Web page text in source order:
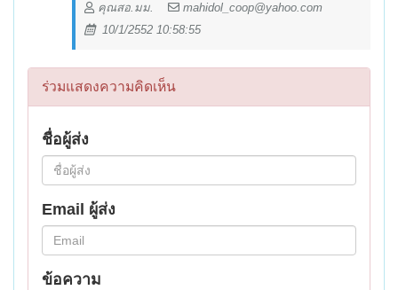
คุณสอ.มม.
mahidol_coop@yahoo.com
10/1/2552 10:58:55
ร่วมแสดงความคิดเห็น
ชื่อผู้ส่ง
Email ผู้ส่ง
ข้อความ